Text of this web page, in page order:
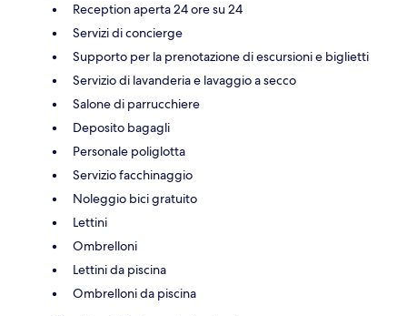
Reception aperta 24 ore su 24
Servizi di concierge
Supporto per la prenotazione di escursioni e biglietti
Servizio di lavanderia e lavaggio a secco
Salone di parrucchiere
Deposito bagagli
Personale poliglotta
Servizio facchinaggio
Noleggio bici gratuito
Lettini
Ombrelloni
Lettini da piscina
Ombrelloni da piscina